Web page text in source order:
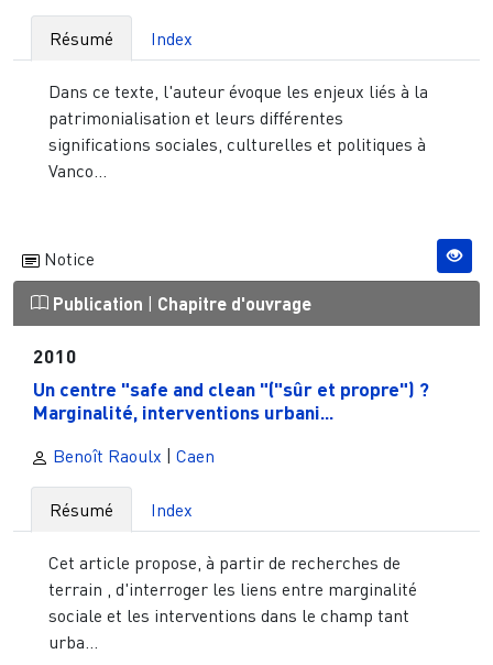
Résumé Index
Dans ce texte, l'auteur évoque les enjeux liés à la
patrimonialisation et leurs différentes
significations sociales, culturelles et politiques à
Vanco...
Notice
Publication | Chapitre d'ouvrage
2010
Un centre "safe and clean "("sûr et propre") ?
Marginalité, interventions urbani...
Benoît Raoulx | Caen
Résumé Index
Cet article propose, à partir de recherches de
terrain , d'interroger les liens entre marginalité
sociale et les interventions dans le champ tant
urba...